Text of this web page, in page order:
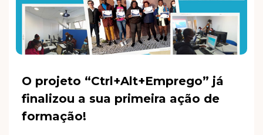
O projeto “Ctrl+Alt+Emprego” já
finalizou a sua primeira ação de
formação!